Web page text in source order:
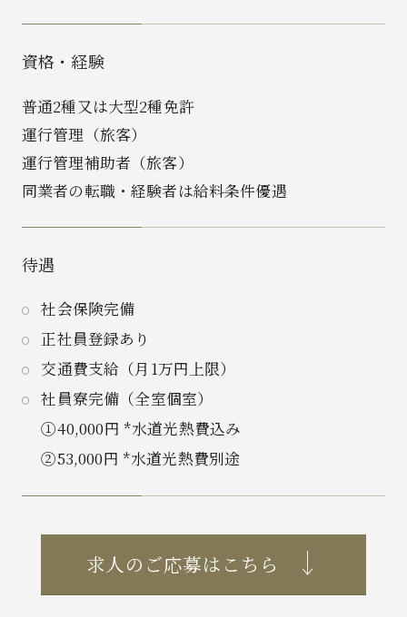
資格・経験
普通2種又は大型2種免許
運行管理（旅客）
運行管理補助者（旅客）
同業者の転職・経験者は給料条件優遇
待遇
社会保険完備
正社員登録あり
交通費支給（月1万円上限）
社員寮完備（全室個室）
①40,000円 *水道光熱費込み
②53,000円 *水道光熱費別途
求人のご応募はこちら